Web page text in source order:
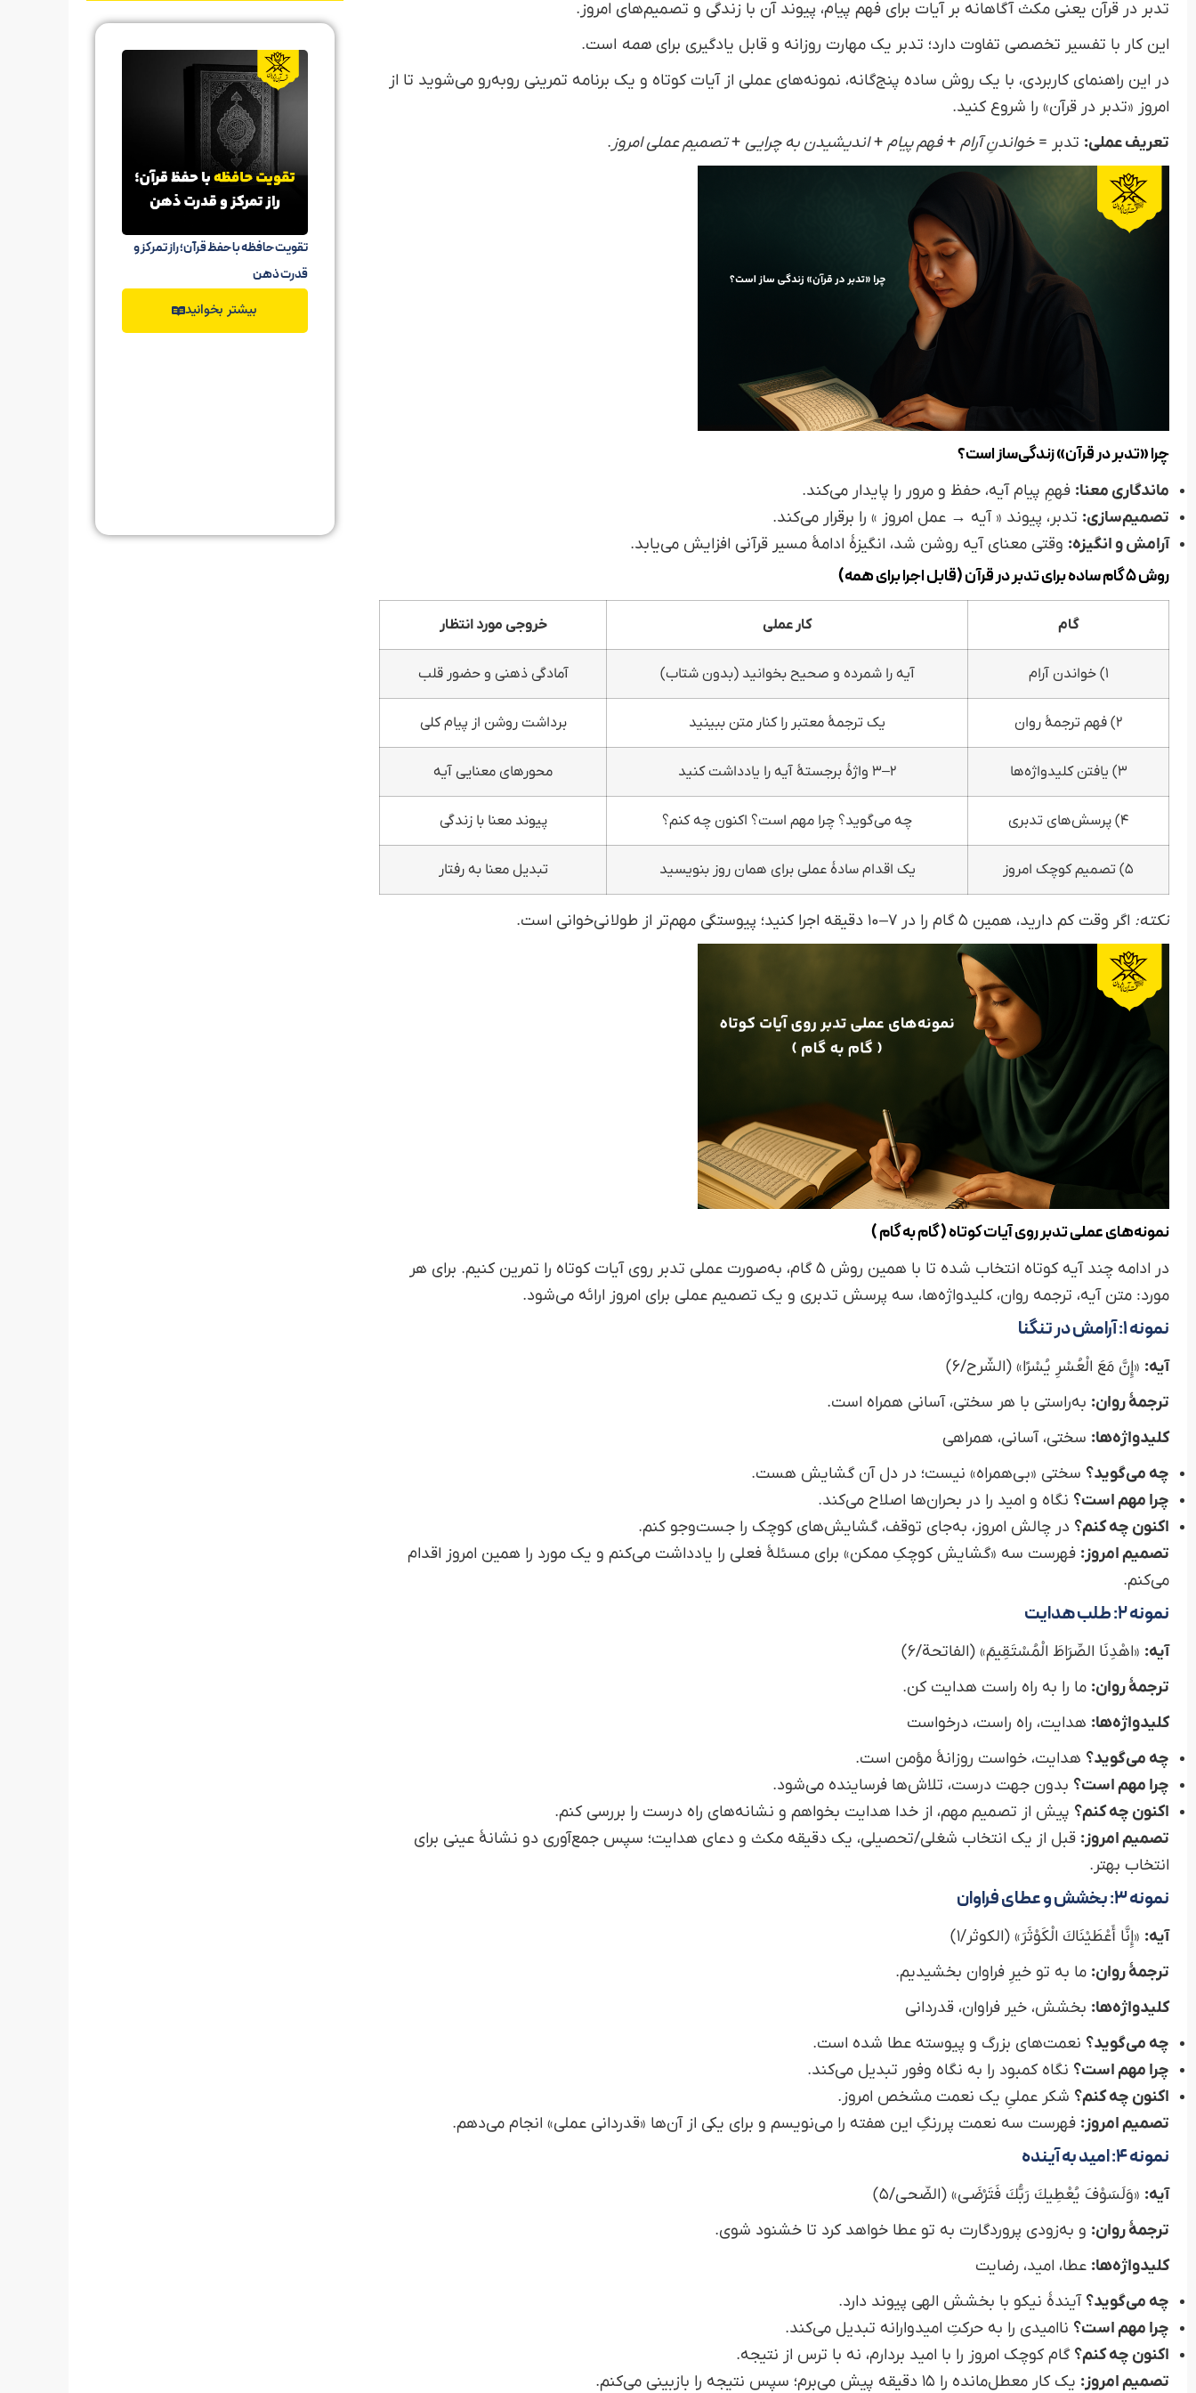
تدبر در قرآن یعنی مکث آگاهانه بر آیات برای فهم پیام، پیوند آن با زندگی و تصمیم‌های امروز.
این کار با تفسیر تخصصی تفاوت دارد؛ تدبر یک مهارت روزانه و قابل یادگیری برای همه است.
در این راهنمای کاربردی، با یک روش ساده پنج‌گانه، نمونه‌های عملی از آیات کوتاه و یک برنامه تمرینی روبه‌رو می‌شوید تا از
امروز «تدبر در قرآن» را شروع کنید.
تعریف عملی: تدبر =خواندنِ آرام +فهم پیام +اندیشیدن به چرایی +تصمیم عملی امروز.
چرا «تدبر در قرآن» زندگی‌ساز است؟
ماندگاری معنا: فهمِ پیام آیه، حفظ و مرور را پایدار می‌کند.
تصمیم‌سازی: تدبر، پیوند « آیه → عمل امروز » را برقرار می‌کند.
آرامش و انگیزه: وقتی معنای آیه روشن شد، انگیزهٔ ادامهٔ مسیر قرآنی افزایش می‌یابد.
روش ۵ گام ساده برای تدبر در قرآن (قابل اجرا برای همه)
گام کار عملی خروجی مورد انتظار
۱) خواندن آرام آیه را شمرده و صحیح بخوانید (بدون شتاب) آمادگی ذهنی و حضور قلب
۲) فهم ترجمهٔ روان یک ترجمهٔ معتبر را کنار متن ببینید برداشت روشن از پیام کلی
۳) یافتن کلیدواژه‌ها ۲–۳ واژهٔ برجستهٔ آیه را یادداشت کنید محورهای معنایی آیه
۴) پرسش‌های تدبری چه می‌گوید؟ چرا مهم است؟ اکنون چه کنم؟ پیوند معنا با زندگی
۵) تصمیم کوچک امروز یک اقدام سادهٔ عملی برای همان روز بنویسید تبدیل معنا به رفتار
نکته: اگر وقت کم دارید، همین ۵ گام را در ۷–۱۰ دقیقه اجرا کنید؛ پیوستگی مهم‌تر از طولانی‌خوانی است.
نمونه‌های عملی تدبر روی آیات کوتاه ( گام‌ به‌ گام )
در ادامه چند آیه کوتاه انتخاب شده تا با همین روش ۵ گام، به‌صورت عملی تدبر روی آیات کوتاه را تمرین کنیم. برای هر
مورد: متن آیه، ترجمه روان، کلیدواژه‌ها، سه پرسش تدبری و یک تصمیم عملی برای امروز ارائه می‌شود.
نمونه ۱: آرامش در تنگنا
آیه: «إِنَّ مَعَ الْعُسْرِ يُسْرًا» (الشّرح/۶)
ترجمهٔ روان: به‌راستی با هر سختی، آسانی همراه است.
کلیدواژه‌ها: سختی، آسانی، همراهی
چه می‌گوید؟ سختی «بی‌همراه» نیست؛ در دل آن گشایش هست.
چرا مهم است؟ نگاه و امید را در بحران‌ها اصلاح می‌کند.
اکنون چه کنم؟ در چالش امروز، به‌جای توقف، گشایش‌های کوچک را جست‌وجو کنم.
تصمیم امروز: فهرست سه «گشایش کوچکِ ممکن» برای مسئلهٔ فعلی را یادداشت می‌کنم و یک مورد را همین امروز اقدام
می‌کنم.
نمونه ۲: طلب هدایت
آیه: «اهْدِنَا الصِّرَاطَ الْمُسْتَقِيمَ» (الفاتحة/۶)
ترجمهٔ روان: ما را به راه راست هدایت کن.
کلیدواژه‌ها: هدایت، راه راست، درخواست
چه می‌گوید؟ هدایت، خواست روزانهٔ مؤمن است.
چرا مهم است؟ بدون جهت درست، تلاش‌ها فرساینده می‌شود.
اکنون چه کنم؟ پیش از تصمیم مهم، از خدا هدایت بخواهم و نشانه‌های راه درست را بررسی کنم.
تصمیم امروز: قبل از یک انتخاب شغلی/تحصیلی، یک دقیقه مکث و دعای هدایت؛ سپس جمع‌آوری دو نشانهٔ عینی برای
انتخاب بهتر.
نمونه ۳: بخشش و عطای فراوان
آیه: «إِنَّا أَعْطَيْنَاكَ الْكَوْثَرَ» (الكوثر/۱)
ترجمهٔ روان: ما به تو خیرِ فراوان بخشیدیم.
کلیدواژه‌ها: بخشش، خیر فراوان، قدردانی
چه می‌گوید؟ نعمت‌های بزرگ و پیوسته عطا شده است.
چرا مهم است؟ نگاه کمبود را به نگاه وفور تبدیل می‌کند.
اکنون چه کنم؟ شکر عملیِ یک نعمت مشخص امروز.
تصمیم امروز: فهرست سه نعمت پررنگِ این هفته را می‌نویسم و برای یکی از آن‌ها «قدردانی عملی» انجام می‌دهم.
نمونه ۴: امید به آینده
آیه: «وَلَسَوْفَ يُعْطِيكَ رَبُّكَ فَتَرْضَى» (الضّحى/۵)
ترجمهٔ روان: و به‌زودی پروردگارت به تو عطا خواهد کرد تا خشنود شوی.
کلیدواژه‌ها: عطا، امید، رضایت
چه می‌گوید؟ آیندهٔ نیکو با بخشش الهی پیوند دارد.
چرا مهم است؟ ناامیدی را به حرکتِ امیدوارانه تبدیل می‌کند.
اکنون چه کنم؟ گام کوچک امروز را با امید بردارم، نه با ترس از نتیجه.
تصمیم امروز: یک کار معطل‌مانده را ۱۵ دقیقه پیش می‌برم؛ سپس نتیجه را بازبینی می‌کنم.
تقویت حافظه با حفظ قرآن؛ راز تمرکز و
قدرت ذهن
بیشتر بخوانید